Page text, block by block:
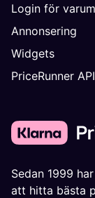
Login för
Annonsering
Widgets
PriceRunner API
Sedan 1999
att hitta bästa